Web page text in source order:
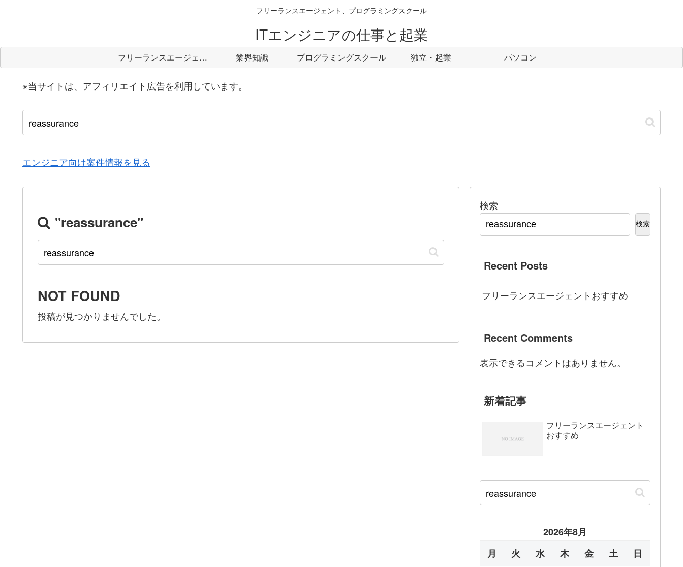
フリーランスエージェント、プログラミングスクール
ITエンジニアの仕事と起業
フリーランスエージェント 業界知識 プログラミングスクール 独立・起業 パソコン
※当サイトは、アフィリエイト広告を利用しています。
エンジニア向け案件情報を見る
"reassurance"
NOT FOUND
投稿が見つかりませんでした。
検索
検索
Recent Posts
フリーランスエージェントおすすめ
Recent Comments
表示できるコメントはありません。
新着記事
フリーランスエージェント
おすすめ
2026年8月
月
火 水 木 金 土
日